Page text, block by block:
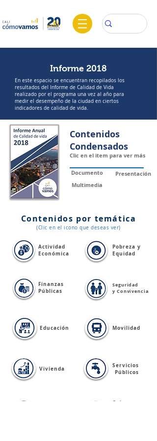
Informe 2018
En este espacio se encuentran recopilados los
resultados del Informe de Calidad de Vida
realizado por el programa una vez al año para
medir el desempeño de la ciudad en ciertos
indicadores de calidad de vida.
Contenidos
Condensados
Clic en el item para ver más
Presentación
Documento
Multimedia
Contenidos por temática
(Clic en el icono que deseas ver)
Actividad
Económica
Pobreza y
Equidad
Finanzas
Públicas
Seguridad
y Convivencia
Educación Movilidad
Vivienda
Servicios
Públicos
Cultura,